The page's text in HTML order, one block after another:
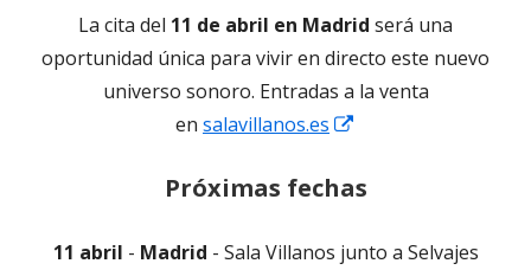
La cita del 11 de abril en Madrid será una
oportunidad única para vivir en directo este nuevo
universo sonoro. Entradas a la venta
en salavillanos.es
una
nueva
Próximas fechas
11 abril - Madrid - Sala Villanos junto a Selvajes